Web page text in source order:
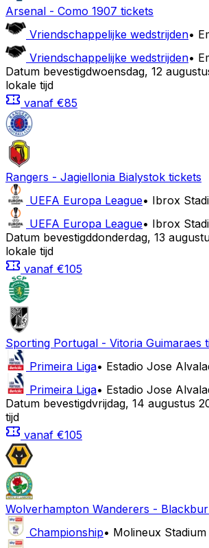
Arsenal - Como 1907 tickets
Vriendschappelijke wedstrijden•
Vriendschappelijke wedstrijden•
Datum bevestigdwoensdag, 12
lokale tijd
vanaf €85
Rangers - Jagiellonia Bialystok tickets
UEFA Europa League• Ibrox
UEFA Europa League• Ibrox
Datum bevestigddonderdag, 13
lokale tijd
vanaf €105
Sporting Portugal - Vitoria Guimaraes
Primeira Liga• Estadio Jose
Primeira Liga• Estadio Jose
Datum bevestigdvrijdag, 14 augustus
tijd
vanaf €105
Wolverhampton Wanderers -
Championship• Molineux Stadium